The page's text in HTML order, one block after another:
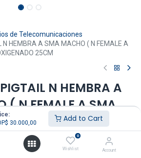
30.000,00 Add to Cart
0
Wishlist Account
de Telecomunicaciones
N HEMBRA A SMA MACHO ( N FEMALE A
25CM
N HEMBRA A
( N FEMALE A SMA
OXIGENADO 25CM
a SMA Macho 25 cm